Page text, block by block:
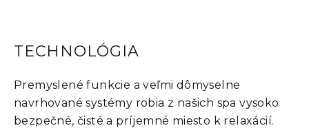
TECHNOLÓGIA
Premyslené funkcie a veľmi dômyselne
navrhované systémy robia z našich spa vysoko
bezpečné, čisté a príjemné miesto k relaxácií.